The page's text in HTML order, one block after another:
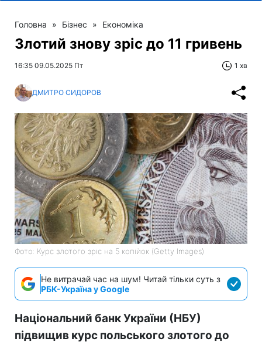
Головна » Бізнес » Економіка
Злотий знову зріс до 11 гривень
16:35 09.05.2025 Пт 1 хв
ДМИТРО СИДОРОВ
Фото: Курс злотого зріс на 5 копійок (Getty Images)
Не витрачай час на шум! Читай тільки суть з
РБК-Україна у Google
Національний банк України (НБУ)
підвищив курс польського злотого до